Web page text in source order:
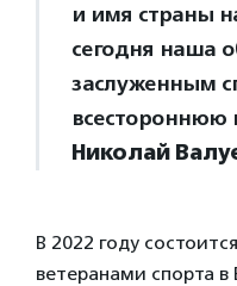
и имя страны
сегодня наша
заслуженным
Николай
В 2022 году
ветеранами спорта в